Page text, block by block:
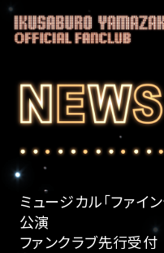
ミュージカル「ファイ
公演
ファンクラブ先行受付